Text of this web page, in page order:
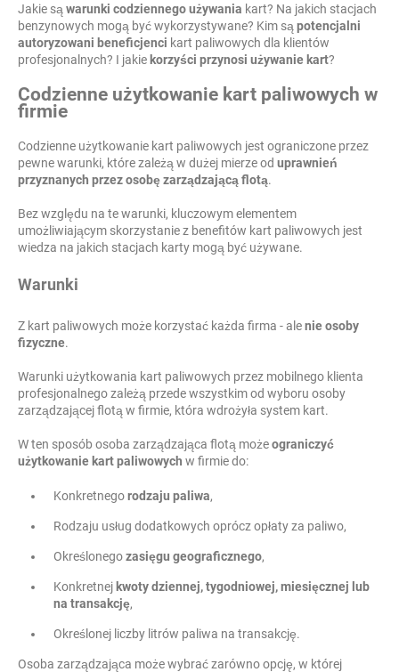
Jakie są warunki codziennego używania kart? Na jakich stacjach
benzynowych mogą być wykorzystywane? Kim są potencjalni
autoryzowani beneficjenci kart paliwowych dla klientów
profesjonalnych? I jakie korzyści przynosi używanie kart?
Codzienne użytkowanie kart paliwowych w
firmie
Codzienne użytkowanie kart paliwowych jest ograniczone przez
pewne warunki, które zależą w dużej mierze od uprawnień
przyznanych przez osobę zarządzającą flotą.
Bez względu na te warunki, kluczowym elementem
umożliwiającym skorzystanie z benefitów kart paliwowych jest
wiedza na jakich stacjach karty mogą być używane.
Warunki
Z kart paliwowych może korzystać każda firma - alenie osoby
fizyczne.
Warunki użytkowania kart paliwowych przez mobilnego klienta
profesjonalnego zależą przede wszystkim od wyboru osoby
zarządzającej flotą w firmie, która wdrożyła system kart.
W ten sposób osoba zarządzająca flotą możeograniczyć
użytkowanie kart paliwowych w firmie do:
Konkretnegorodzaju paliwa,
Rodzaju usług dodatkowych oprócz opłaty za paliwo,
Określonegozasięgu geograficznego,
Konkretnej kwoty dziennej, tygodniowej, miesięcznej lub
na transakcję,
Określonej liczby litrów paliwa na transakcję.
Osoba zarządzająca może wybrać zarówno opcję, w której